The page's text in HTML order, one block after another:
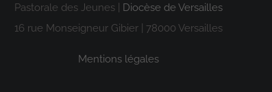
Pastorale des Jeunes | Diocèse de Versailles
16 rue Monseigneur Gibier | 78000 Versailles
Mentions légales